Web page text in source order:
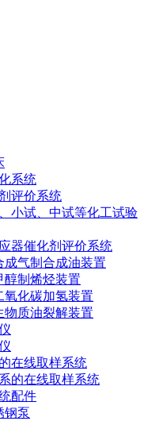
系统
评价系统
小试、中试等化工试验
器催化剂评价系统
成气制合成油装置
醇制烯烃装置
氧化碳加氢装置
物质油裂解装置
在线取样系统
的在线取样系统
配件
钢泵